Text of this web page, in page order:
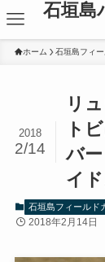
石垣島
ホーム 石垣島フィ
リ
ト
バ
イド
2018
2/14
石垣島フィールド
2018年2月14日